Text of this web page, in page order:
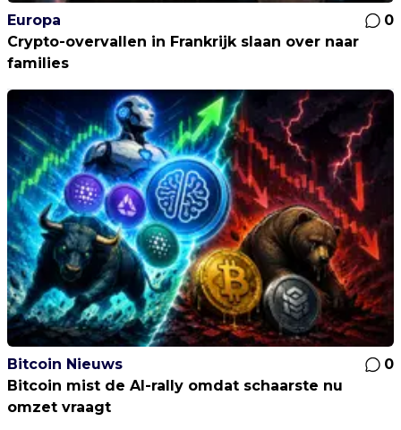
Europa
0
Crypto-overvallen in Frankrijk slaan over naar
families
Bitcoin Nieuws
0
Bitcoin mist de AI-rally omdat schaarste nu
omzet vraagt